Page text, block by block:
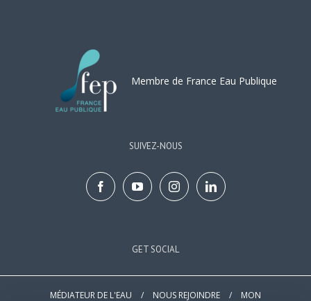
Membre de France Eau Publique
SUIVEZ-NOUS
GET SOCIAL
MÉDIATEUR DE L'EAU / NOUS REJOINDRE / MON